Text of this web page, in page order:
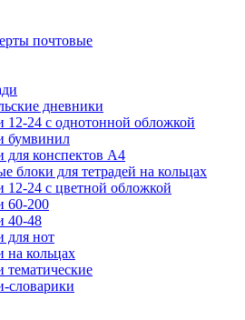
почтовые
дневники
12-24 с однотонной обложкой
бумвинил
для конспектов А4
блоки для тетрадей на кольцах
12-24 с цветной обложкой
60-200
40-48
для нот
на кольцах
тематические
словарики